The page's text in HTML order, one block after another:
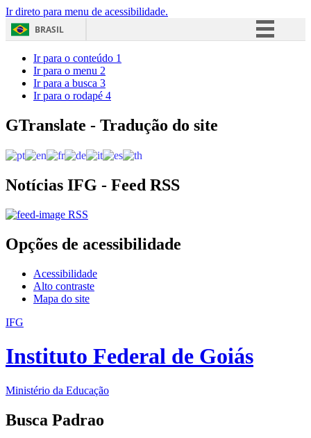
Ir direto para menu de acessibilidade.
BRASIL
Acesso à informação
Ir para o conteúdo 1
Ir para o menu 2
Ir para a busca 3
Ir para o rodapé 4
GTranslate - Tradução do site
Notícias IFG - Feed RSS
RSS
Opções de acessibilidade
Acessibilidade
Alto contraste
Mapa do site
IFG
Instituto Federal de Goiás
Ministério da Educação
Busca Padrao